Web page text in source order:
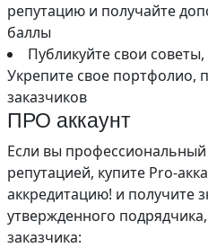
репутацию и получайте
баллы
Публикуйте свои
Укрепите свое портфолио,
заказчиков
ПРО аккаунт
Если вы
репутацией, купите Pro-
аккредитацию! и получите
утвержденного
заказчика: